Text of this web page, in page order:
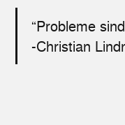
“Probleme
-Christian